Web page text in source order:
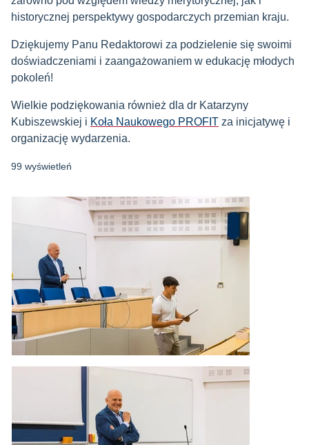
historycznej perspektywy gospodarczych przemian kraju.
Dziękujemy Panu Redaktorowi za podzielenie się swoimi
doświadczeniami i zaangażowaniem w edukację młodych
pokoleń!
Wielkie podziękowania również dla dr Katarzyny
Kubiszewskiej i Koła Naukowego PROFIT za inicjatywę i
organizację wydarzenia.
99 wyświetleń